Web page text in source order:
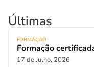
Últimas
FORMAÇÃO
Formação
17 de Julho, 2026